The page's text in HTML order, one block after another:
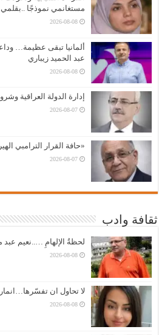
مستغانمي نموذجًا ..بقلمي
2026-08-08
ألمانيا تبقى عظيمة…
عبد الحميد زيباري
2026-08-08
إدارة الدولة العراقية
2026-08-07
«حافة القرار الترامبي
2026-08-07
ثقافة وادب
لحظةُ الإلهامِ …..نعيم عبد
2026-08-08
لا تحاول ان تفسّرها…انمار
2026-08-08